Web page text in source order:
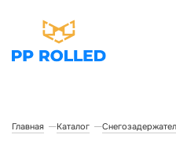
Главная Каталог